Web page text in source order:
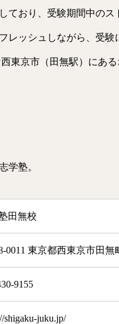
ており、受験期間中の
レッシュしながら、受
東京市（田無駅）にあ
学塾。
田無校
0011 東京都西東京市田
9155
shigaku-juku.jp/